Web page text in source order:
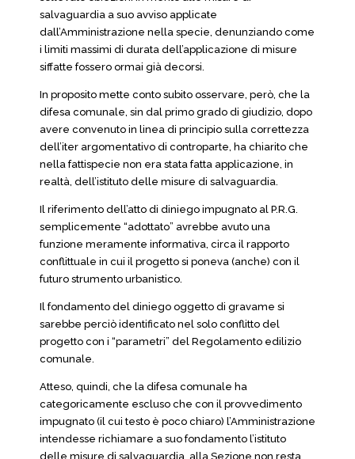
salvaguardia a suo avviso applicate
dall’Amministrazione nella specie, denunziando come
i limiti massimi di durata dell’applicazione di misure
siffatte fossero ormai già decorsi.
In proposito mette conto subito osservare, però, che la
difesa comunale, sin dal primo grado di giudizio, dopo
avere convenuto in linea di principio sulla correttezza
dell’iter argomentativo di controparte, ha chiarito che
nella fattispecie non era stata fatta applicazione, in
realtà, dell’istituto delle misure di salvaguardia.
Il riferimento dell’atto di diniego impugnato al P.R.G.
semplicemente “adottato” avrebbe avuto una
funzione meramente informativa, circa il rapporto
conflittuale in cui il progetto si poneva (anche) con il
futuro strumento urbanistico.
Il fondamento del diniego oggetto di gravame si
sarebbe perciò identificato nel solo conflitto del
progetto con i “parametri” del Regolamento edilizio
comunale.
Atteso, quindi, che la difesa comunale ha
categoricamente escluso che con il provvedimento
impugnato (il cui testo è poco chiaro) l’Amministrazione
intendesse richiamare a suo fondamento l’istituto
delle misure di salvaguardia, alla Sezione non resta